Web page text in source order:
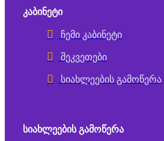
ᲙᲐᲑᲘᲜᲔᲢᲘ
ჩემი კაბინეტი
შეკვეთები
სიახლეების გამოწერა
ᲡᲘᲐᲮᲚᲔᲔᲑᲘᲡ ᲒᲐᲛᲝᲬᲔᲠᲐ